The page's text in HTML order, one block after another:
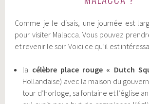
Comme je le disais, une journée est
pour visiter Malacca. Vous pouvez
et revenir le soir. Voici ce qu’il est
la célèbre place rouge « Dutch
Hollandaise) avec la maison du
tour d’horloge, sa fontaine et l’église